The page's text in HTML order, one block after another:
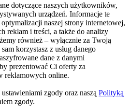
dotyczące naszych użytkowników,
urządzeń. Informacje te
naszej strony internetowej,
reklam i treści, a także do analizy
również – wyłącznie za Twoją
korzystasz z usług danego
dane z danymi
prezentować Ci oferty za
reklamowych online.
zgody oraz naszą Polityką
zgody.